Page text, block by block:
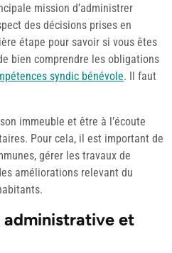
mission d’administrer
des décisions prises en
étape pour savoir si vous êtes
bien comprendre les obligations
syndic bénévole. Il faut
immeuble et être à l’écoute
Pour cela, il est important de
gérer les travaux de
améliorations relevant du
administrative et